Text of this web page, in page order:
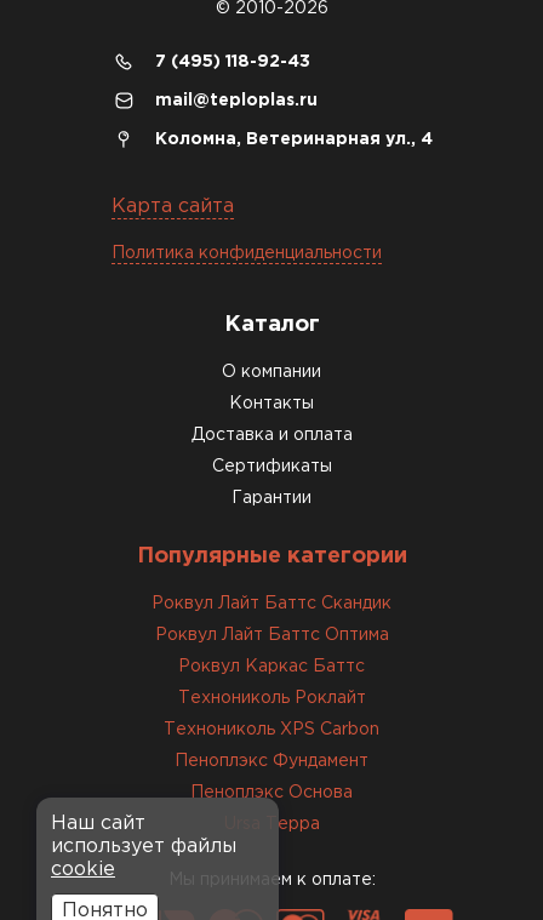
© 2010-2026
7 (495) 118-92-43
mail@teploplas.ru
Коломна, Ветеринарная ул., 4
Карта сайта
Политика конфиденциальности
Каталог
О компании
Контакты
Доставка и оплата
Сертификаты
Гарантии
Популярные категории
Роквул Лайт Баттс Скандик
Роквул Лайт Баттс Оптима
Роквул Каркас Баттс
Технониколь Роклайт
Технониколь XPS Carbon
Пеноплэкс Фундамент
Пеноплэкс Основа
Ursa Терра
Мы принимаем к оплате:
Наш сайт
использует файлы
cookie
Понятно